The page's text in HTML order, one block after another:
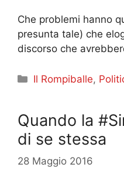
Che problemi hanno
presunta tale) che
discorso che
Categorie
Il Rompiballe,
Quando la
di se stessa
28 Maggio 2016